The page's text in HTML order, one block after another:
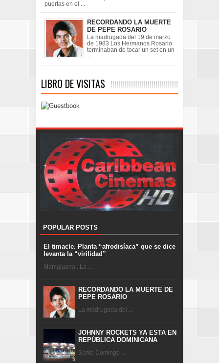
puertas en el ...
RECORDANDO LA MUERTE
DE PEPE ROSARIO
La madrugada del 19 de marzo
de 1983 Los Hermanos Rosario
terminaban de tocar un set en un
...
LIBRO DE VISITAS
POPULAR POSTS
El timacle. Planta “afrodisíaca” que se dice
levanta la “virilidad”
Mamajuana . La ...
RECORDANDO LA MUERTE DE
PEPE ROSARIO
La madrugada del ...
JOHNNY ROCKETS YA ESTA EN
REPÚBLICA DOMINICANA
Santo Domingo ...